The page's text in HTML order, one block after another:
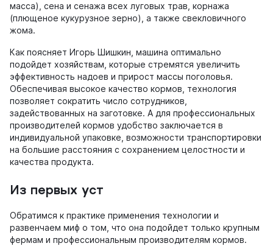
масса), сена и сенажа всех луговых трав, корнажа
(плющеное кукурузное зерно), а также свекловичного
жома.
Как поясняет Игорь Шишкин, машина оптимально
подойдет хозяйствам, которые стремятся увеличить
эффективность надоев и прирост массы поголовья.
Обеспечивая высокое качество кормов, технология
позволяет сократить число сотрудников,
задействованных на заготовке. А для профессиональных
производителей кормов удобство заключается в
индивидуальной упаковке, возможности транспортировки
на большие расстояния с сохранением целостности и
качества продукта.
Из первых уст
Обратимся к практике применения технологии и
развенчаем миф о том, что она подойдет только крупным
фермам и профессиональным производителям кормов.